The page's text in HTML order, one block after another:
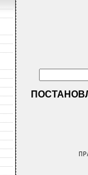
ПРАВИТЕЛЬСТВО РЕСПУБЛИКИ САХА (ЯКУТИЯ)

                             ПОСТАНОВЛЕНИЕ
                        от 16 марта 1995 г. N 99

                       О ПРЕЗИДЕНТСКОЙ ПРОГРАММЕ
                    "ДЕТИ РЕСПУБЛИКИ САХА (ЯКУТИЯ)"

       Во исполнение  Указа Президента Республики Саха (Якутия) от 15
   октября 1994 г.  N 866,   в  целях  улучшения  положения  детей  в
   Республике  Саха  (Якутия),  создания благоприятных условий для их
   жизнедеятельности,  обучения и развития  Правительство  Республики
   Саха (Якутия) постановляет:
       1. Утвердить  программу  "Дети  Республики  Саха  (Якутия)"  в
   качестве  президентской  программы  в  составе  следующих  целевых
   подпрограмм:  "Дети-инвалиды",  "Дети-сироты",   "Дети   Арктики",
   "Развитие   индустрии   детского   питания",   "Одаренные   дети",
   "Организация отдыха,  занятости и оздоровления детей" в Республике
   Саха на 1995-2000 г.г." и финансирование их на 1995  год (прил. NN
   1, 2, 3).
       2. Утвердить ответственными за реализацию подпрограмм:
       "Дети-инвалиды"       Министерство социальной защиты, труда и
                             занятости Республики Саха (Якутия)

       "Дети-сироты"         Министерство образования Республики Саха
                             (Якутия)

       "Одаренные дети"      Министерство образования Республики Саха
                             (Якутия)

       "Дети Арктики"        Министерство по делам народов Республики
                             Саха (Якутия)

       "Развитие индустрии   Министерство здравоохранения Республики
       детского питания"     Саха (Якутия)

       "Организация отдыха,  Комитет по проблемам семьи, женщин и
       занятости и           демографической политике при Президенте
       оздоровления детей"   Республики Саха (Якутия).

       3. Министерству финансов  Республики  Саха  (Якутия)  выделить
   отдельную  строку  в  бюджете Республики Саха (Якутия) на 1995 год
   для  целевого  достаточного  и   гарантированного   финансирования
   президентской программы "Дети Республики Саха (Якутия)".
       4. Утвердить  координатором  президентской   программы   "Дети
   Республики  Саха  (Якутия)"  Комитет по проблемам семьи,  женщин и
   демографической политике при Президенте Республики Саха (Якутия).
       5. Контроль  за исполнением данного постановления возложить на
   первого заместителя  Председателя  Правительства  Республики  Саха
   (Якутия) Томтосова А.А.

                                           Председатель Правительства
                                             Республики Саха (Якутия)
                                                           Ю.КАЙДЫШЕВ






                                                       Приложение N 1
                                        к постановлению Правительства
                                             Республики Саха (Якутия)
                                             от 16 марта 1995 г. N 99

                        ПРЕЗИДЕНТСКАЯ ПРОГРАММА